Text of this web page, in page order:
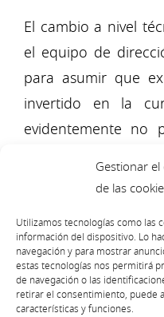
Gestionar
de las
Utilizamos tecnologías como las
información del dispositivo. Lo
navegación y para mostrar
estas tecnologías nos permitirá
de navegación o las
retirar el consentimiento, puede
características y funciones.
El cambio a nivel
el equipo de
para asumir que
invertido en la
evidentemente no
tensión ya que
versiones
cambio.
Modelador de